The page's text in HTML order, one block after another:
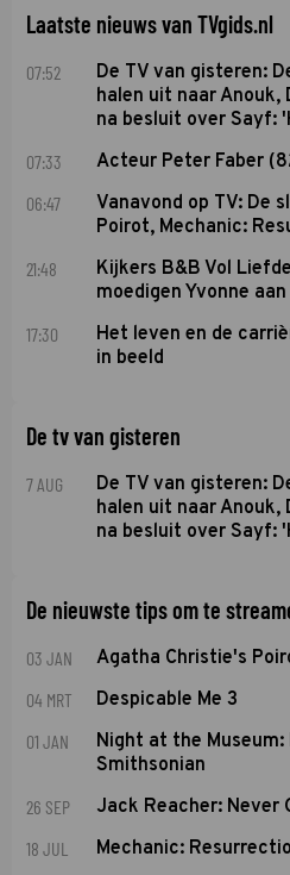
Laatste nieuws van TVgids.nl
07:52
De TV van gisteren:
halen uit naar Anouk,
na besluit over Sayf:
07:33 Acteur Peter Faber
06:47
Vanavond op TV: De
Poirot, Mechanic:
21:48
Kijkers B&B Vol
moedigen Yvonne aan
17:30
Het leven en de
in beeld
De tv van gisteren
7 AUG
De TV van gisteren:
halen uit naar Anouk,
na besluit over Sayf:
De nieuwste tips om te
03 JAN Agatha Christie's
04 MRT Despicable Me 3
01 JAN
Night at the
Smithsonian
26 SEP Jack Reacher: Never
18 JUL Mechanic: